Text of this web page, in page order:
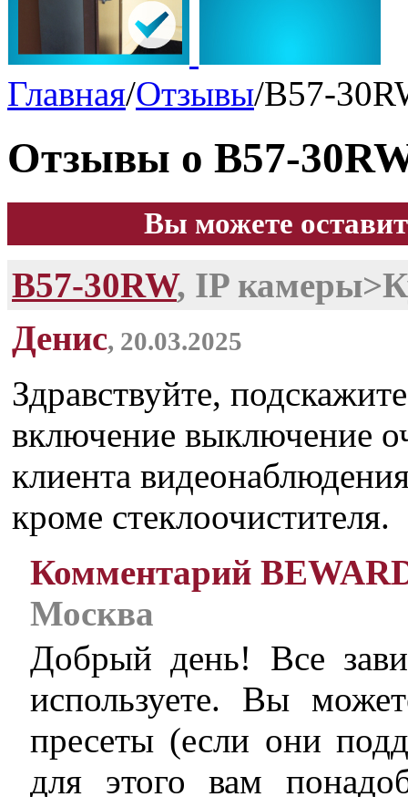
Главная/Отзывы/B57-
Отзывы о B57-
Вы можете
B57-30RW, IP
Денис, 20.03.2025
Здравствуйте,
включение выключение
клиента
кроме стеклоочистителя.
Комментарий
Москва
Добрый день! Все
используете. Вы
пресеты (если они
для этого вам